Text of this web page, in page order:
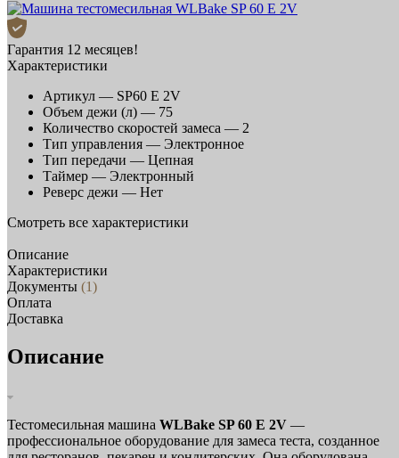
Гарантия 12 месяцев!
Характеристики
Артикул — SP60 E 2V
Объем дежи (л) — 75
Количество скоростей замеса — 2
Тип управления — Электронное
Тип передачи — Цепная
Таймер — Электронный
Реверс дежи — Нет
Смотреть все характеристики
Описание
Характеристики
Документы (1)
Оплата
Доставка
Описание
Тестомесильная машина WLBake SP 60 E 2V —
профессиональное оборудование для замеса теста, созданное